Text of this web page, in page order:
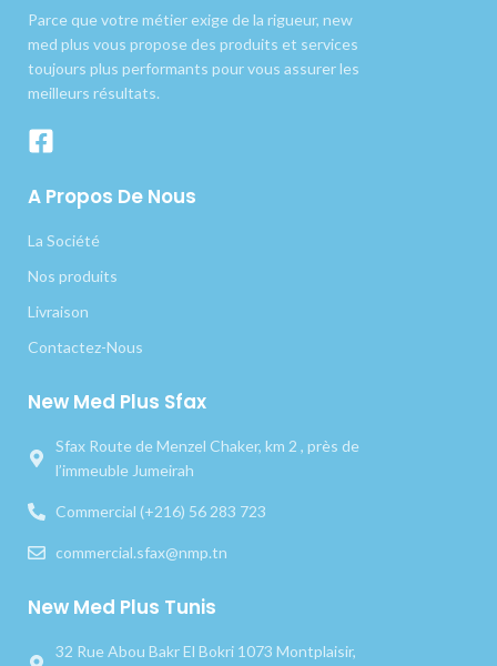
Parce que votre métier exige de la rigueur, new
med plus vous propose des produits et services
toujours plus performants pour vous assurer les
meilleurs résultats.
A Propos De Nous
La Société
Nos produits
Livraison
Contactez-Nous
New Med Plus Sfax
Sfax Route de Menzel Chaker, km 2 , près de
l’immeuble Jumeirah
Commercial (+216) 56 283 723
commercial.sfax@nmp.tn
New Med Plus Tunis
32 Rue Abou Bakr El Bokri 1073 Montplaisir,